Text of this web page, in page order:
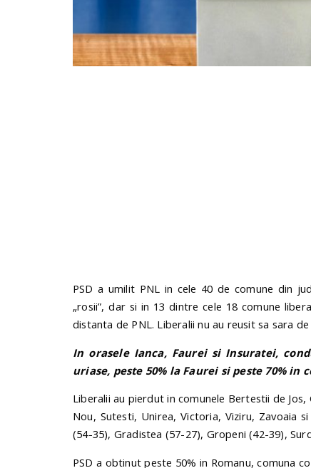
PSD a umilit PNL in cele 40 de comune din
„rosii”, dar si in 13 dintre cele 18 comune
distanta de PNL. Liberalii nu au reusit sa sara
In orasele Ianca, Faurei si Insuratei,
uriase, peste 50% la Faurei si peste 70% in
Liberalii au pierdut in comunele Bertestii de
Nou, Sutesti, Unirea, Victoria, Viziru, Zavoaia
(54-35), Gradistea (57-27), Gropeni (42-39),
PSD a obtinut peste 50% in Romanu, comuna